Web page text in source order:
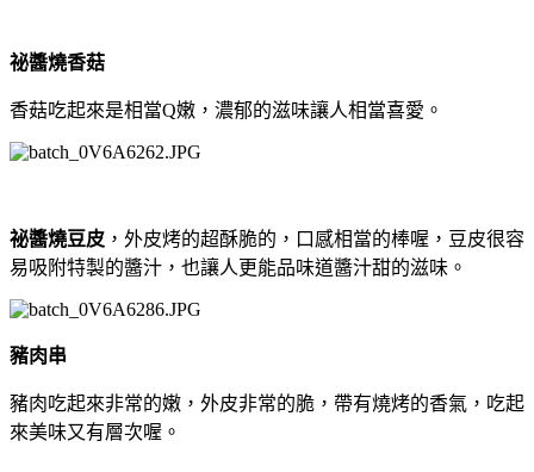
祕醬燒香菇
香菇吃起來是相當Q嫩，濃郁的滋味讓人相當喜愛。
祕醬燒豆皮 ，外皮烤的超酥脆的，口感相當的棒喔，豆皮很容
易吸附特製的醬汁，也讓人更能品味道醬汁甜的滋味。
豬肉串
豬肉吃起來非常的嫩，外皮非常的脆，帶有燒烤的香氣，吃起
來美味又有層次喔。